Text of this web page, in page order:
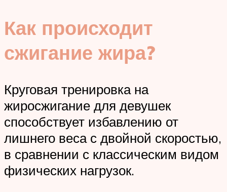
Как происходит
сжигание жира?
Круговая тренировка на
жиросжигание для девушек
способствует избавлению от
лишнего веса с двойной скоростью,
в сравнении с классическим видом
физических нагрузок.